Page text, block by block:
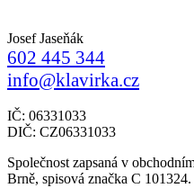
Josef Jaseňák
602 445 344
info@klavirka.cz
IČ: 06331033
DIČ: CZ06331033
Společnost zapsaná v
Brně, spisová značka C 101324.